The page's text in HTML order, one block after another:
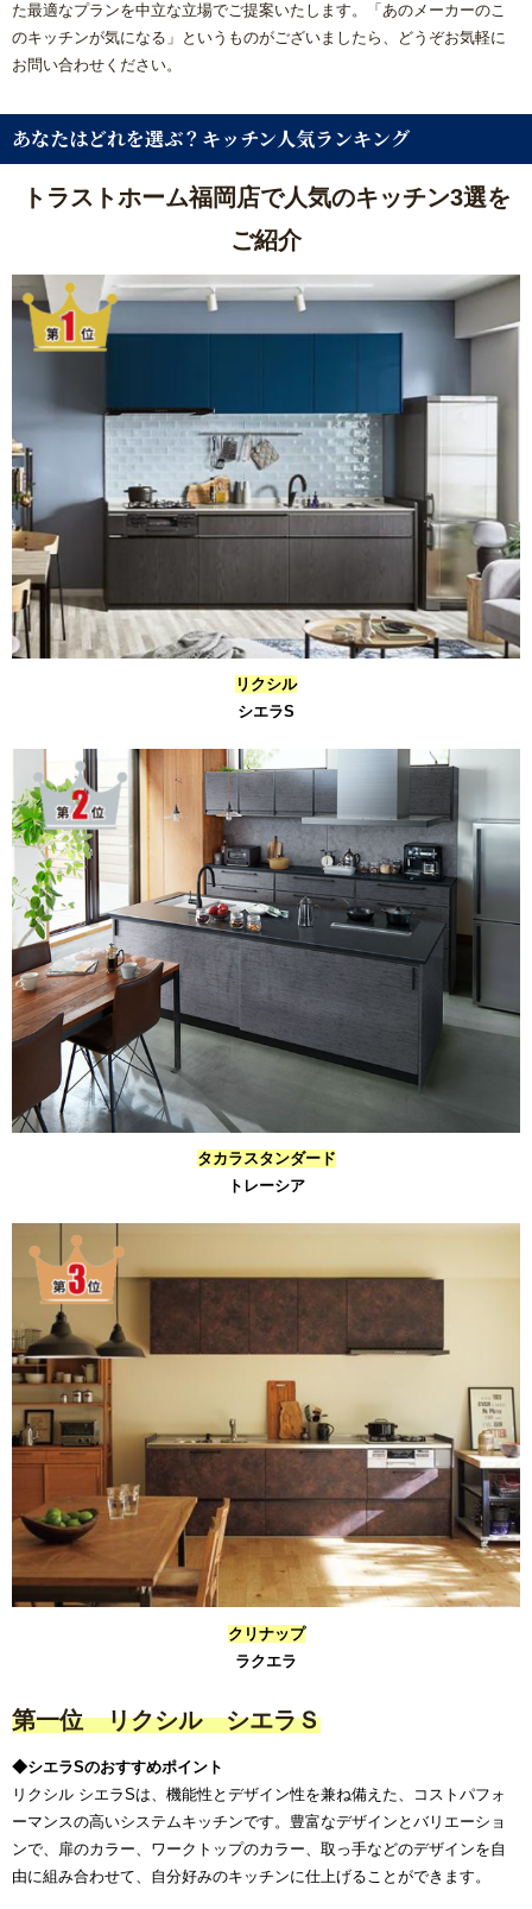
た最適なプランを中立な立場でご提案いたします。「あのメーカーのこ
のキッチンが気になる」というものがございましたら、どうぞお気軽に
お問い合わせください。
あなたはどれを選ぶ？キッチン人気ランキング
トラストホーム福岡店で人気のキッチン3選を
ご紹介
リクシル
シエラS
タカラスタンダード
トレーシア
クリナップ
ラクエラ
第一位 リクシル シエラＳ
◆シエラSのおすすめポイント
リクシル シエラSは、機能性とデザイン性を兼ね備えた、コストパフォ
ーマンスの高いシステムキッチンです。豊富なデザインとバリエーショ
ンで、扉のカラー、ワークトップのカラー、取っ手などのデザインを自
由に組み合わせて、自分好みのキッチンに仕上げることができます。